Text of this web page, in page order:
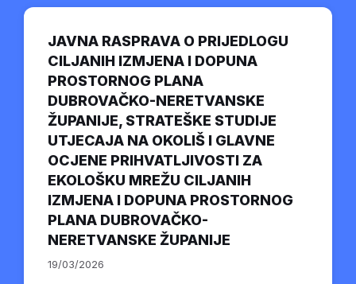
JAVNA RASPRAVA O PRIJEDLOGU
CILJANIH IZMJENA I DOPUNA
PROSTORNOG PLANA
DUBROVAČKO-NERETVANSKE
ŽUPANIJE, STRATEŠKE STUDIJE
UTJECAJA NA OKOLIŠ I GLAVNE
OCJENE PRIHVATLJIVOSTI ZA
EKOLOŠKU MREŽU CILJANIH
IZMJENA I DOPUNA PROSTORNOG
PLANA DUBROVAČKO-
NERETVANSKE ŽUPANIJE
19/03/2026